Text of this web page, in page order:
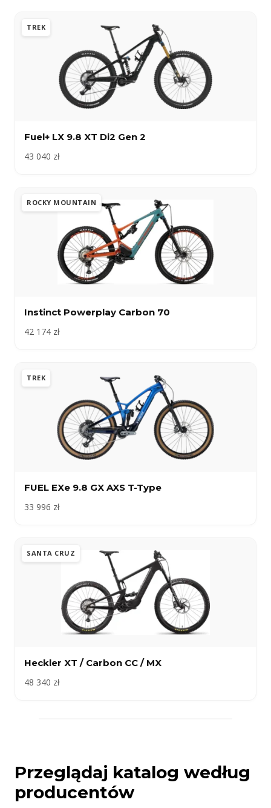
TREK
Fuel+ LX 9.8 XT Di2 Gen 2
43 040 zł
ROCKY MOUNTAIN
Instinct Powerplay Carbon 70
42 174 zł
TREK
FUEL EXe 9.8 GX AXS T-Type
33 996 zł
SANTA CRUZ
Heckler XT / Carbon CC / MX
48 340 zł
Przeglądaj katalog według
producentów